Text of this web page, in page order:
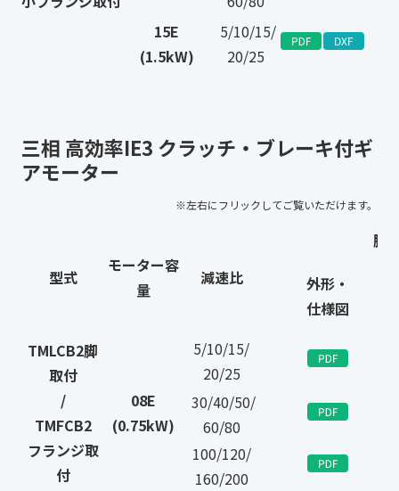
15E
(1.5kW)
5/10/15/
20/25
三相 高効率IE3 クラッチ・ブレーキ付ギ
アモーター
型式
モーター容
量
減速比
脚
外形・
仕様図
TMLCB2脚
取付
/
TMFCB2
フランジ取
付
08E
(0.75kW)
5/10/15/
20/25
30/40/50/
60/80
100/120/
160/200